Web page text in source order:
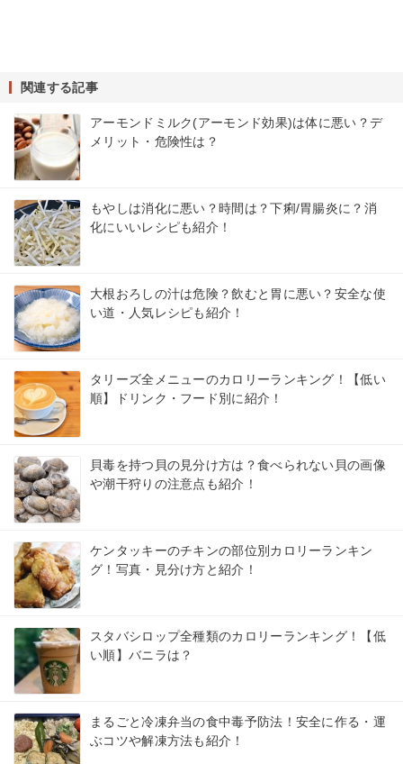
関連する記事
アーモンドミルク(アーモンド効果)は体に悪い？デ
メリット・危険性は？
もやしは消化に悪い？時間は？下痢/胃腸炎に？消
化にいいレシピも紹介！
大根おろしの汁は危険？飲むと胃に悪い？安全な使
い道・人気レシピも紹介！
タリーズ全メニューのカロリーランキング！【低い
順】ドリンク・フード別に紹介！
貝毒を持つ貝の見分け方は？食べられない貝の画像
や潮干狩りの注意点も紹介！
ケンタッキーのチキンの部位別カロリーランキン
グ！写真・見分け方と紹介！
スタバシロップ全種類のカロリーランキング！【低
い順】バニラは？
まるごと冷凍弁当の食中毒予防法！安全に作る・運
ぶコツや解凍方法も紹介！